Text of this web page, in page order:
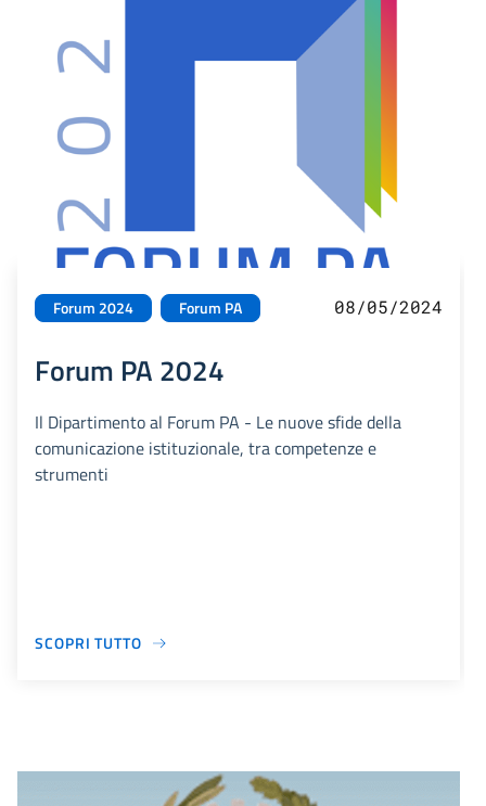
Forum 2024 Forum PA 08/05/2024
Forum PA 2024
Il Dipartimento al Forum PA - Le nuove sfide della
comunicazione istituzionale, tra competenze e
strumenti
SCOPRI TUTTO